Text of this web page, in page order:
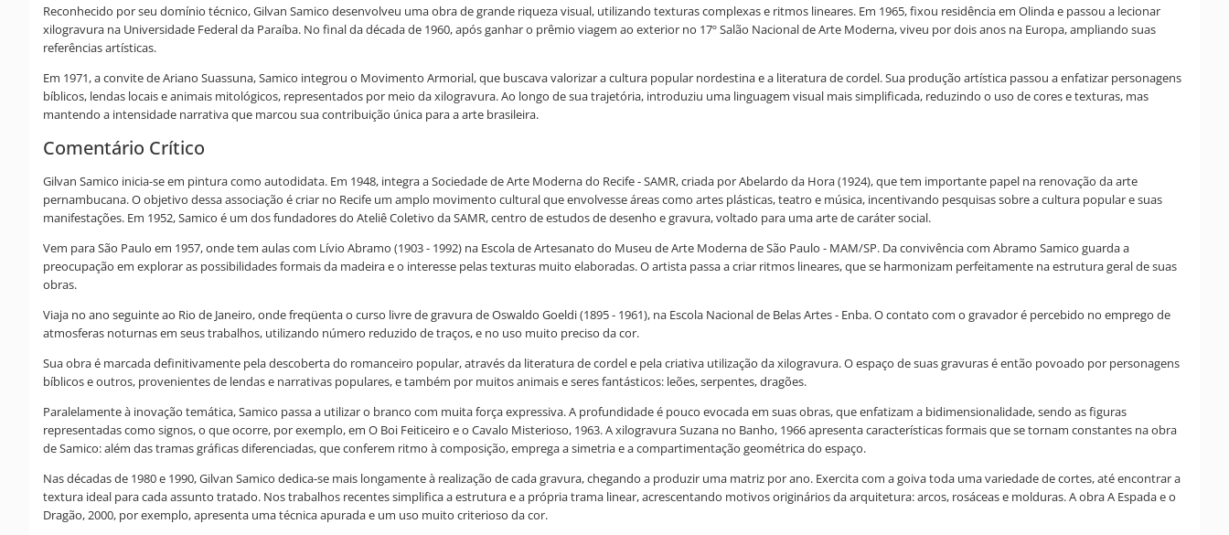
Reconhecido por seu domínio técnico, Gilvan Samico desenvolveu uma obra de grande riqueza visual, utilizando texturas complexas e ritmos lineares. Em 1965, fixou residência em Olinda e passou a lecionar
xilogravura na Universidade Federal da Paraíba. No final da década de 1960, após ganhar o prêmio viagem ao exterior no 17º Salão Nacional de Arte Moderna, viveu por dois anos na Europa, ampliando suas
referências artísticas.
Em 1971, a convite de Ariano Suassuna, Samico integrou o Movimento Armorial, que buscava valorizar a cultura popular nordestina e a literatura de cordel. Sua produção artística passou a enfatizar personagens
bíblicos, lendas locais e animais mitológicos, representados por meio da xilogravura. Ao longo de sua trajetória, introduziu uma linguagem visual mais simplificada, reduzindo o uso de cores e texturas, mas
mantendo a intensidade narrativa que marcou sua contribuição única para a arte brasileira.
Comentário Crítico
Gilvan Samico inicia-se em pintura como autodidata. Em 1948, integra a Sociedade de Arte Moderna do Recife - SAMR, criada por Abelardo da Hora (1924), que tem importante papel na renovação da arte
pernambucana. O objetivo dessa associação é criar no Recife um amplo movimento cultural que envolvesse áreas como artes plásticas, teatro e música, incentivando pesquisas sobre a cultura popular e suas
manifestações. Em 1952, Samico é um dos fundadores do Ateliê Coletivo da SAMR, centro de estudos de desenho e gravura, voltado para uma arte de caráter social.
Vem para São Paulo em 1957, onde tem aulas com Lívio Abramo (1903 - 1992) na Escola de Artesanato do Museu de Arte Moderna de São Paulo - MAM/SP. Da convivência com Abramo Samico guarda a
preocupação em explorar as possibilidades formais da madeira e o interesse pelas texturas muito elaboradas. O artista passa a criar ritmos lineares, que se harmonizam perfeitamente na estrutura geral de suas
obras.
Viaja no ano seguinte ao Rio de Janeiro, onde freqüenta o curso livre de gravura de Oswaldo Goeldi (1895 - 1961), na Escola Nacional de Belas Artes - Enba. O contato com o gravador é percebido no emprego de
atmosferas noturnas em seus trabalhos, utilizando número reduzido de traços, e no uso muito preciso da cor.
Sua obra é marcada definitivamente pela descoberta do romanceiro popular, através da literatura de cordel e pela criativa utilização da xilogravura. O espaço de suas gravuras é então povoado por personagens
bíblicos e outros, provenientes de lendas e narrativas populares, e também por muitos animais e seres fantásticos: leões, serpentes, dragões.
Paralelamente à inovação temática, Samico passa a utilizar o branco com muita força expressiva. A profundidade é pouco evocada em suas obras, que enfatizam a bidimensionalidade, sendo as figuras
representadas como signos, o que ocorre, por exemplo, em O Boi Feiticeiro e o Cavalo Misterioso, 1963. A xilogravura Suzana no Banho, 1966 apresenta características formais que se tornam constantes na obra
de Samico: além das tramas gráficas diferenciadas, que conferem ritmo à composição, emprega a simetria e a compartimentação geométrica do espaço.
Nas décadas de 1980 e 1990, Gilvan Samico dedica-se mais longamente à realização de cada gravura, chegando a produzir uma matriz por ano. Exercita com a goiva toda uma variedade de cortes, até encontrar a
textura ideal para cada assunto tratado. Nos trabalhos recentes simplifica a estrutura e a própria trama linear, acrescentando motivos originários da arquitetura: arcos, rosáceas e molduras. A obra A Espada e o
Dragão, 2000, por exemplo, apresenta uma técnica apurada e um uso muito criterioso da cor.